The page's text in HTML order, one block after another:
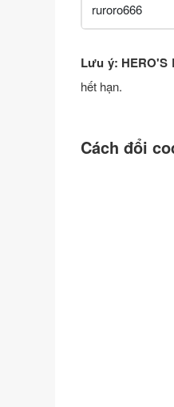
ruroro666
Lưu ý: HERO'S
hết hạn.
Cách đổi